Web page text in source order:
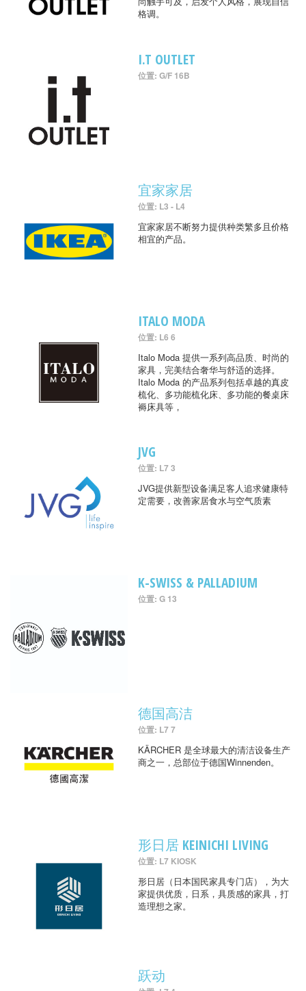
格调。
I.T OUTLET
位置: G/F 16B
宜家家居
位置: L3 - L4
宜家家居不断努力提供种类繁多且价格
相宜的产品。
ITALO MODA
位置: L6 6
Italo Moda 提供一系列高品质、时尚的
家具，完美结合奢华与舒适的选择。
Italo Moda 的产品系列包括卓越的真皮
梳化、多功能梳化床、多功能的餐桌床
褥床具等，
JVG
位置: L7 3
JVG提供新型设备满足客人追求健康特
定需要，改善家居食水与空气质素
K-SWISS & PALLADIUM
位置: G 13
德国高洁
位置: L7 7
KÄRCHER 是全球最大的清洁设备生产
商之一，总部位于德国Winnenden。
形日居 KEINICHI LIVING
位置: L7 KIOSK
形日居（日本国民家具专门店），为大
家提供优质，日系，具质感的家具，打
造理想之家。
跃动